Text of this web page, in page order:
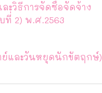
ะวิธีการจัดซื้อจัดจ้าง
2) พ.ศ.2563
ย์และวันหยุดนักขัตฤกษ์)